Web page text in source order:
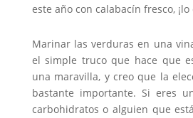
este año con calabacín fresco,
Marinar las verduras en una
el simple truco que hace que
una maravilla, y creo que la
bastante importante. Si eres
carbohidratos o alguien que